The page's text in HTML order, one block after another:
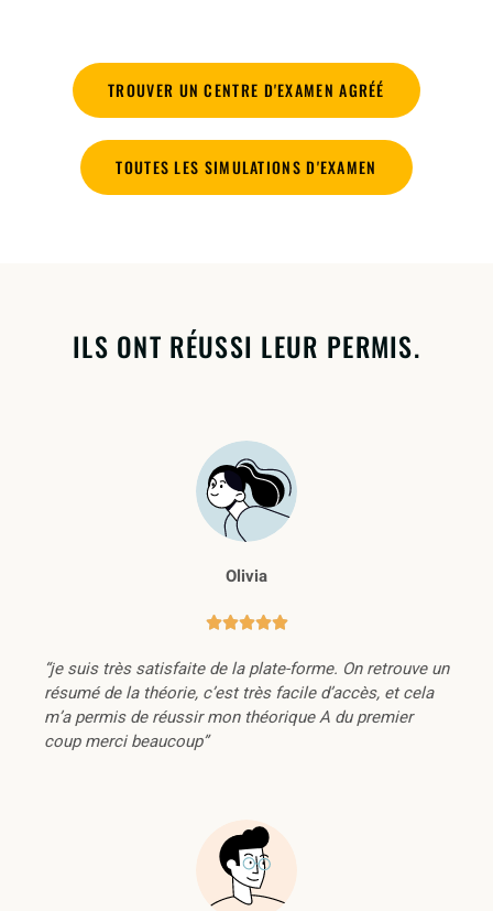
TROUVER UN CENTRE D'EXAMEN AGRÉÉ
TOUTES LES SIMULATIONS D'EXAMEN
ILS ONT RÉUSSI LEUR PERMIS.
Olivia

“je suis très satisfaite de la plate-forme. On retrouve un
résumé de la théorie, c’est très facile d’accès, et cela
m’a permis de réussir mon théorique A du premier
coup merci beaucoup”